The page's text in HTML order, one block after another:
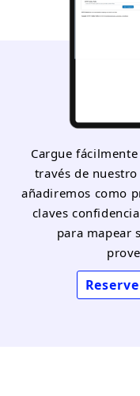
Cargue
través de
añadiremos como
claves
para mapear